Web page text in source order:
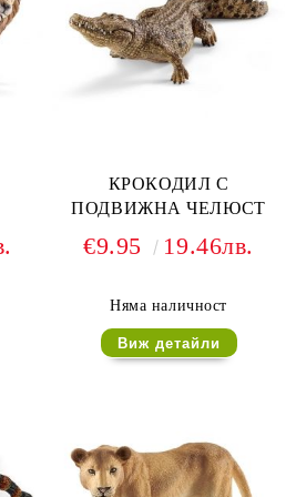
КРОКОДИЛ С
ПОДВИЖНА ЧЕЛЮСТ
€9.95 19.46лв.
Няма наличност
Виж детайли